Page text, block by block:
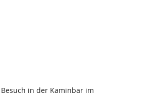
in der Kaminbar im